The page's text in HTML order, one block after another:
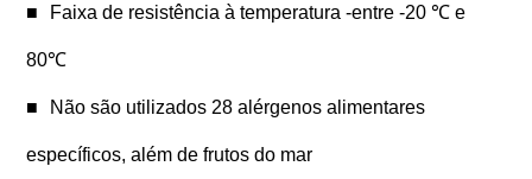
Faixa de resistência à temperatura -entre -20 ℃ e
80℃
Não são utilizados 28 alérgenos alimentares
específicos, além de frutos do mar